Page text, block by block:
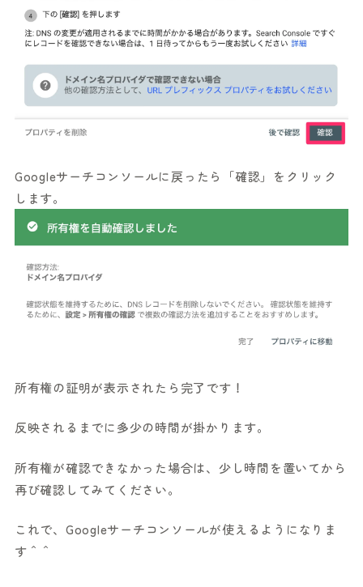
Googleサーチコンソールに戻ったら「確認」をクリック
します。
所有権の証明が表示されたら完了です！
反映されるまでに多少の時間が掛かります。
所有権が確認できなかった場合は、少し時間を置いてから
再び確認してみてください。
これで、Googleサーチコンソールが使えるようになりま
す＾＾